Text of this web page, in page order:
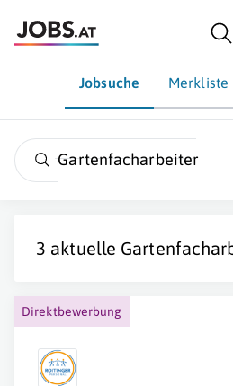
Jobsuche Merkliste
Gartenfacharbeiter
3 aktuelle
Direktbewerbung